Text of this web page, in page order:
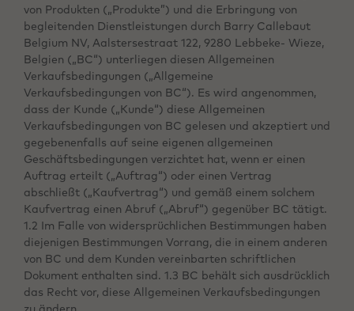
von Produkten („Produkte”) und die Erbringung von
begleitenden Dienstleistungen durch Barry Callebaut
Belgium NV, Aalstersestraat 122, 9280 Lebbeke- Wieze,
Belgien („BC“) unterliegen diesen Allgemeinen
Verkaufsbedingungen („Allgemeine
Verkaufsbedingungen von BC“). Es wird angenommen,
dass der Kunde („Kunde“) diese Allgemeinen
Verkaufsbedingungen von BC gelesen und akzeptiert und
gegebenenfalls auf seine eigenen allgemeinen
Geschäftsbedingungen verzichtet hat, wenn er einen
Auftrag erteilt („Auftrag“) oder einen Vertrag
abschließt („Kaufvertrag“) und gemäß einem solchem
Kaufvertrag einen Abruf („Abruf“) gegenüber BC tätigt.
1.2 Im Falle von widersprüchlichen Bestimmungen haben
diejenigen Bestimmungen Vorrang, die in einem anderen
von BC und dem Kunden vereinbarten schriftlichen
Dokument enthalten sind. 1.3 BC behält sich ausdrücklich
das Recht vor, diese Allgemeinen Verkaufsbedingungen